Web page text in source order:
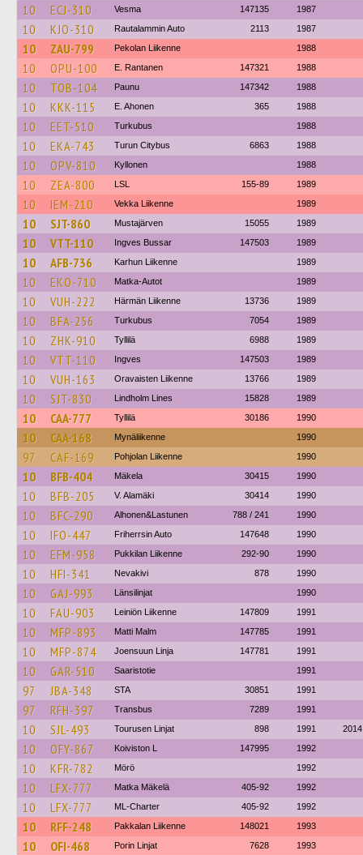
10 ECJ-310 Vesma 147135 1987
10 KJO-310 Rautalammin Auto 2113 1987
10 ZAU-799 Pekolan Liikenne 1988
10 OPU-100 E. Rantanen 147321 1988
10 TOB-104 Paunu 147342 1988
10 KKK-115 E. Ahonen 365 1988
10 EET-510 Turkubus 1988
10 EKA-743 Turun Citybus 6863 1988
10 OPV-810 Kyllonen 1988
10 ZEA-800 LSL 155-89 1989
10 IEM-210 Vekka Liikenne 1989
10 SJT-860 Mustajärven 15055 1989
10 VTT-110 Ingves Bussar 147503 1989
10 AFB-736 Karhun Liikenne 1989
10 EKO-710 Matka-Autot 1989
10 VUH-222 Härmän Liikenne 13736 1989
10 BFA-256 Turkubus 7054 1989
10 ZHK-910 Tyllilä 6988 1989
10 VTT-110 Ingves 147503 1989
10 VUH-163 Oravaisten Liikenne 13766 1989
10 SJT-830 Lindholm Lines 15828 1989
10 CAA-777 Tyllilä 30186 1990
10 CAA-168 Mynäliikenne 1990
97 CAF-169 Pohjolan Liikenne 1990
10 BFB-404 Mäkela 30415 1990
10 BFB-205 V. Alamäki 30414 1990
10 BFC-290 Alhonen&Lastunen 788 / 241 1990
10 IFO-447 Friherrsin Auto 147648 1990
10 EFM-958 Pukkilan Liikenne 292-90 1990
10 HFI-341 Nevakivi 878 1990
10 GAJ-993 Länsilinjat 1990
10 FAU-903 Leiniön Liikenne 147809 1991
10 MFP-893 Matti Malm 147785 1991
10 MFP-874 Joensuun Linja 147781 1991
10 GAR-510 Saaristotie 1991
97 JBA-348 STA 30851 1991
97 RFH-397 Transbus 7289 1991
10 SJL-493 Tourusen Linjat 898 1991 2014
10 OFY-867 Koiviston L 147995 1992
10 KFR-782 Mörö 1992
10 LFX-777 Matka Mäkelä 405-92 1992
10 LFX-777 ML-Charter 405-92 1992
10 RFF-248 Pakkalan Liikenne 148021 1993
10 OFI-468 Porin Linjat 7628 1993